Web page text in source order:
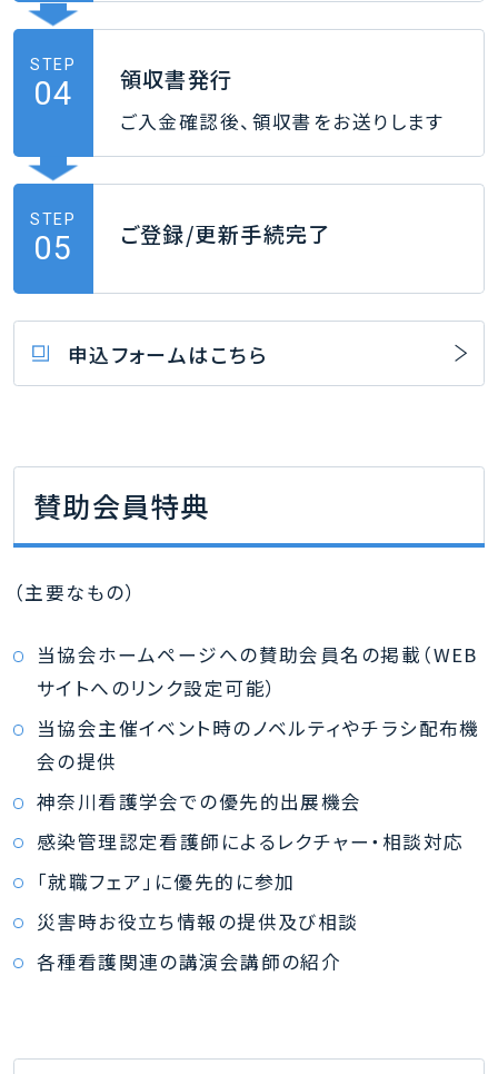
STEP
04 領収書発行
ご入金確認後、領収書をお送りします
STEP
05 ご登録/更新手続完了
申込フォームはこちら
賛助会員特典
（主要なもの）
当協会ホームページへの賛助会員名の掲載（WEB
サイトへのリンク設定可能）
当協会主催イベント時のノベルティやチラシ配布機
会の提供
神奈川看護学会での優先的出展機会
感染管理認定看護師によるレクチャー・相談対応
「就職フェア」に優先的に参加
災害時お役立ち情報の提供及び相談
各種看護関連の講演会講師の紹介